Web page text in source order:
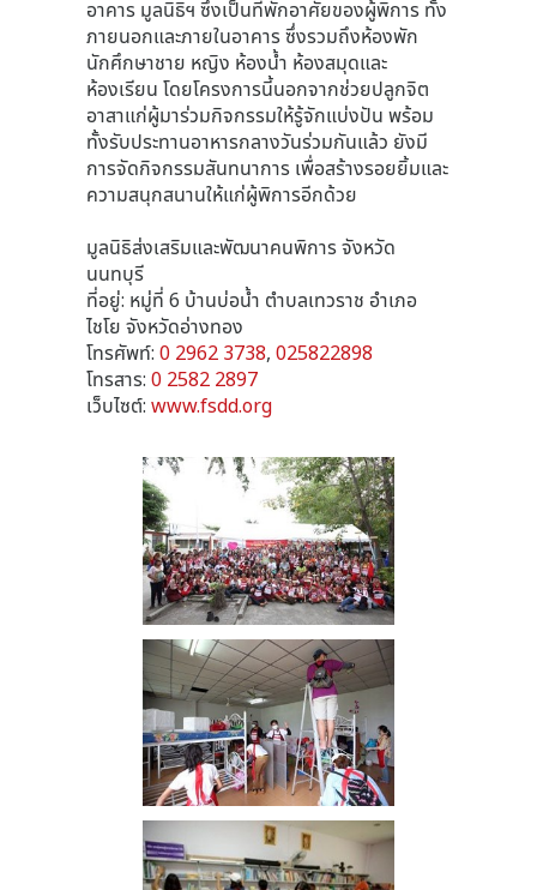
อาคาร มูลนิธิฯ ซึ่งเป็นที่พักอาศัยของผู้พิการ ทั้ง
ภายนอกและภายในอาคาร ซึ่งรวมถึงห้องพัก
นักศึกษาชาย หญิง ห้องน้ำ ห้องสมุดและ
ห้องเรียน โดยโครงการนี้นอกจากช่วยปลูกจิต
อาสาแก่ผู้มาร่วมกิจกรรมให้รู้จักแบ่งปัน พร้อม
ทั้งรับประทานอาหารกลางวันร่วมกันแล้ว ยังมี
การจัดกิจกรรมสันทนาการ เพื่อสร้างรอยยิ้มและ
ความสนุกสนานให้แก่ผู้พิการอีกด้วย
มูลนิธิส่งเสริมและพัฒนาคนพิการ จังหวัด
นนทบุรี
ที่อยู่: หมู่ที่ 6 บ้านบ่อน้ำ ตำบลเทวราช อำเภอ
ไชโย จังหวัดอ่างทอง
โทรศัพท์: 0 2962 3738, 025822898
โทรสาร: 0 2582 2897
เว็บไซต์: www.fsdd.org